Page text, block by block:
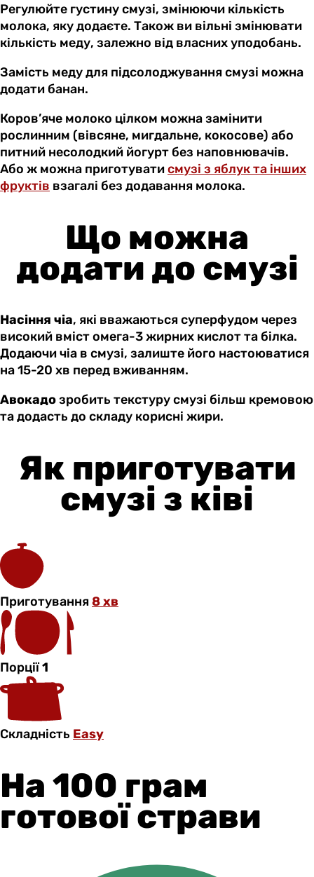
Регулюйте густину смузі, змінюючи кількість
молока, яку додаєте. Також ви вільні змінювати
кількість меду, залежно від власних уподобань.
Замість меду для підсолоджування смузі можна
додати банан.
Коров’яче молоко цілком можна замінити
рослинним (вівсяне, мигдальне, кокосове) або
питний несолодкий йогурт без наповнювачів.
Або ж можна приготуватисмузі з яблук та інших
фруктів взагалі без додавання молока.
Що можна
додати до смузі
Насіння чіа, які вважаються суперфудом через
високий вміст омега-3 жирних кислот та білка.
Додаючи чіа в смузі, залиште його настоюватися
на 15-20 хв перед вживанням.
Авокадозробить текстуру смузі більш кремовою
та додасть до складу корисні жири.
Як приготувати
смузі з ківі
Приготування8 хв
Порції1
Складність Easy
На 100 грам
готової страви